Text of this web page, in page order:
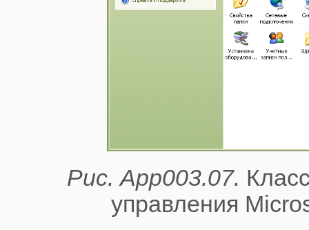
Рис. App003.07.
управления